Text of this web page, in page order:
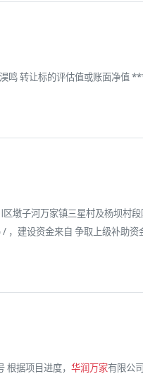
鸣 转让标的评估值或账面净
墩子河万家镇三星村及杨坝村
建设资金来自 争取上级补助
据项目进度， 华润万家有限公